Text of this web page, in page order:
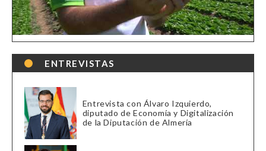
ENTREVISTAS
Entrevista con Álvaro Izquierdo,
diputado de Economía y Digitalización
de la Diputación de Almería